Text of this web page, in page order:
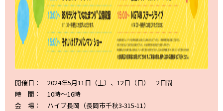
開催日： 2024年5月11日（土）、12日（日） 2日間
時 間： 10時～16時
会 場： ハイブ長岡（長岡市千秋3-315-11）